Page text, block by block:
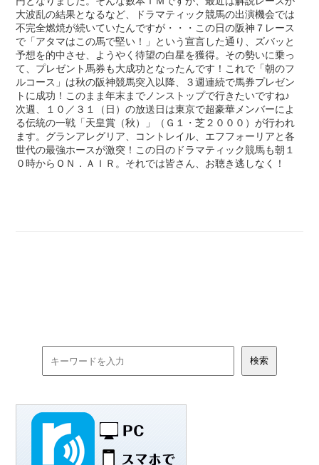
大波乱の結果となるなど、ドラマティック競馬の出演機会では
不完全燃焼が続いていたんですが・・・この日の阪神７レース
で「アタマはこの馬で堅い！」という宣言した通り、ズバッと
予想を的中させ、ようやく待望の白星を獲得。その勢いに乗っ
て、プレゼント馬券も大成功となったんです！これで「朝のフ
ルコース」は秋の阪神競馬突入以降、３週連続で馬券プレゼン
トに成功！このまま年末までノンストップで行きたいですね♪
次週、１０／３１（日）の放送日は東京で超豪華メンバーによ
る伝統の一戦「天皇賞（秋）」（Ｇ１・芝２０００）が行われ
ます。グランアレグリア、コントレイル、エフフォーリアと各
世代の最強ホースが激突！この日のドラマティック競馬も朝１
０時からＯＮ．ＡＩＲ。それでは皆さん、お聴き逃しなく！